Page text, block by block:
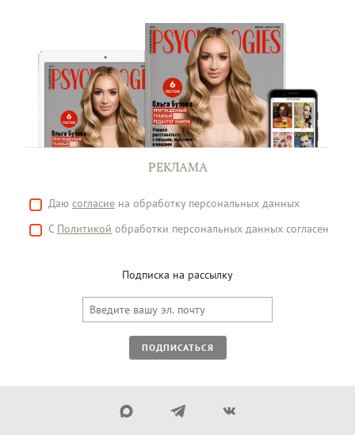
РЕКЛАМА
Даю согласие на обработку персональных данных
С Политикой обработки персональных данных согласен
Подписка на рассылку
ПОДПИСАТЬСЯ